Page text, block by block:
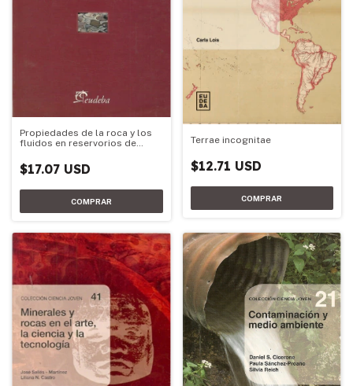
Propiedades de la roca y los
fluidos en reservorios de
$17.07 USD
Terrae incognitae
$12.71 USD